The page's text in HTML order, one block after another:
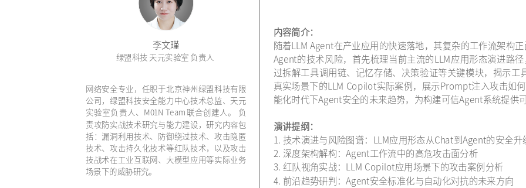
李文瑾
绿盟科技 天元实验室 负责人
内容简介：
随着LLM Agent在产业应用的快速落地，其复杂的工作流架构
Agent的技术风险，首先梳理当前主流的LLM应用形态演进路
过拆解工具调用链、记忆存储、决策验证等关键模块，揭示
真实场景下的LLM Copilot实际案例，展示Prompt注入攻击如
能化时代下Agent安全的未来趋势，为构建可信Agent系统提
演讲提纲：
1. 技术演进与风险图谱：LLM应用形态从Chat到Agent的安全升
2. 深度架构解构：Agent工作流中的高危攻击面分析
3. 红队视角实战：LLM Copilot应用场景下的攻击案例分析
4. 前沿趋势研判：Agent安全标准化与自动化对抗的未来方向
网络安全专业，任职于北京神州绿盟科技有限
公司，绿盟科技安全能力中心技术总监、天元
实验室负责人、M01N Team联合创建人。 负
责攻防实战技术研究与能力建设，研究内容包
括：漏洞利用技术、防御绕过技术、攻击隐匿
技术、攻击持久化技术等红队技术，以及攻击
技战术在工业互联网、大模型应用等实际业务
场景下的威胁研究。